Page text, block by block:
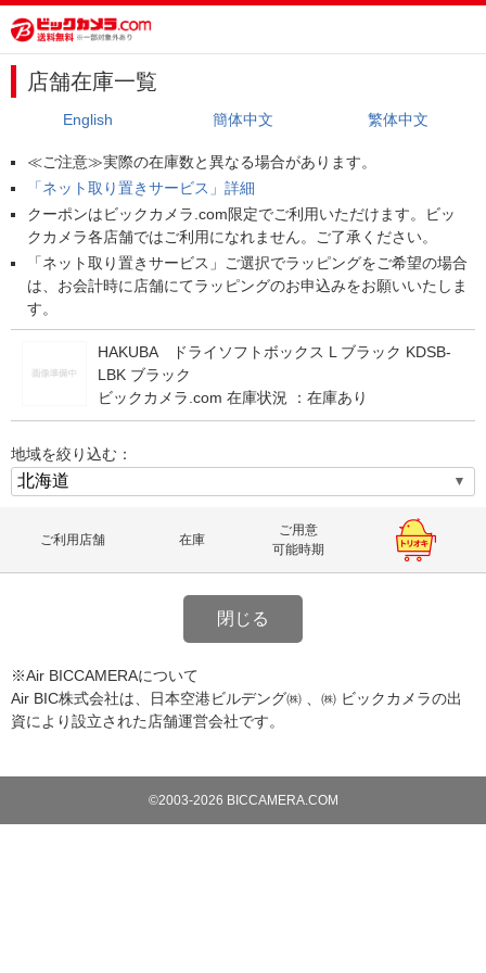
店舗在庫一覧
English 簡体中文 繁体中文
≪ご注意≫実際の在庫数と異なる場合があります。
「ネット取り置きサービス」詳細
クーポンはビックカメラ.com限定でご利用いただけます。ビッ
クカメラ各店舗ではご利用になれません。ご了承ください。
「ネット取り置きサービス」ご選択でラッピングをご希望の場合
は、お会計時に店舗にてラッピングのお申込みをお願いいたしま
す。
HAKUBA ドライソフトボックス L ブラック KDSB-
LBK ブラック
ビックカメラ.com 在庫状況 ： 在庫あり
地域を絞り込む：
ご利用店舗 在庫
ご用意
可能時期
閉じる
※Air BICCAMERAについて
Air BIC株式会社は、日本空港ビルデング㈱ 、㈱ ビックカメラの出
資により設立された店舗運営会社です。
©2003-2026 BICCAMERA.COM